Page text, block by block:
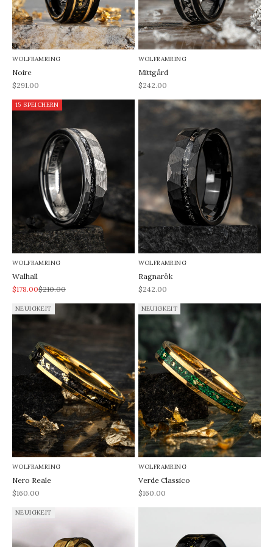
WOLFRAMRING
Noire
REA-pris
$291.00
WOLFRAMRING
Mittgård
REA-pris
$242.00
15 SPEICHERN
WOLFRAMRING
Walhall
REA-pris
$178.00Pris
$210.00
WOLFRAMRING
Ragnarök
REA-pris
$242.00
NEUIGKEIT
WOLFRAMRING
Nero Reale
REA-pris
$160.00
NEUIGKEIT
WOLFRAMRING
Verde Classico
REA-pris
$160.00
NEUIGKEIT